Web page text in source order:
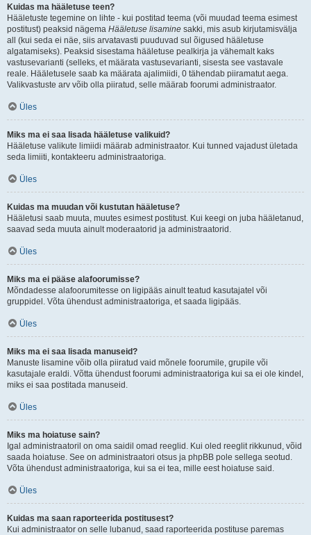
Kuidas ma hääletuse teen?
Hääletuste tegemine on lihte - kui postitad teema (või muudad teema esimest
postitust) peaksid nägema Hääletuse lisamine sakki, mis asub kirjutamisvälja
all (kui seda ei näe, siis arvatavasti puuduvad sul õigused hääletuse
algatamiseks). Peaksid sisestama hääletuse pealkirja ja vähemalt kaks
vastusevarianti (selleks, et määrata vastusevarianti, sisesta see vastavale
reale. Hääletusele saab ka määrata ajalimiidi, 0 tähendab piiramatut aega.
Valikvastuste arv võib olla piiratud, selle määrab foorumi administraator.
Üles
Miks ma ei saa lisada hääletuse valikuid?
Hääletuse valikute limiidi määrab administraator. Kui tunned vajadust ületada
seda limiiti, kontakteeru administraatoriga.
Üles
Kuidas ma muudan või kustutan hääletuse?
Hääletusi saab muuta, muutes esimest postitust. Kui keegi on juba hääletanud,
saavad seda muuta ainult moderaatorid ja administraatorid.
Üles
Miks ma ei pääse alafoorumisse?
Mõndadesse alafoorumitesse on ligipääs ainult teatud kasutajatel või
gruppidel. Võta ühendust administraatoriga, et saada ligipääs.
Üles
Miks ma ei saa lisada manuseid?
Manuste lisamine võib olla piiratud vaid mõnele foorumile, grupile või
kasutajale eraldi. Võtta ühendust foorumi administraatoriga kui sa ei ole kindel,
miks ei saa postitada manuseid.
Üles
Miks ma hoiatuse sain?
Igal administraatoril on oma saidil omad reeglid. Kui oled reeglit rikkunud, võid
saada hoiatuse. See on administraatori otsus ja phpBB pole sellega seotud.
Võta ühendust administraatoriga, kui sa ei tea, mille eest hoiatuse said.
Üles
Kuidas ma saan raporteerida postitusest?
Kui administraator on selle lubanud, saad raporteerida postituse paremas